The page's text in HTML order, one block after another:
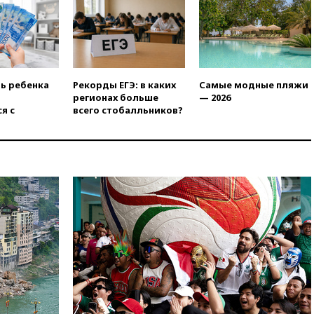
управлении аэропортом
Шереметьево
17:35
Шесть человек
пострадали при ударе ВСУ по
автобусу в Запорожской
области
17:25
В аэропортах Сочи и
Геленджика сняты
склады Wildberries бизнесу
16:55Экс-директору Popcorn
Books запросили четыре года
условно
16:46ЦБ: международные
резервы России снизились
16:35На восстановление
Херсонской области направят
6,8 млрд рублей
ребенка
с
Рекорды ЕГЭ: в каких
регионах больше
всего стобалльников?
Самые модные пляжи
— 2026